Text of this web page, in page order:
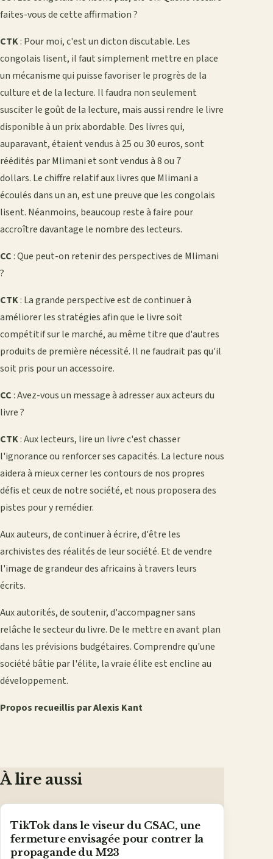
faites-vous de cette affirmation ?
CTK: Pour moi, c'est un dicton discutable. Les
congolais lisent, il faut simplement mettre en place
un mécanisme qui puisse favoriser le progrès de la
culture et de la lecture. Il faudra non seulement
susciter le goût de la lecture, mais aussi rendre le livre
disponible à un prix abordable. Des livres qui,
auparavant, étaient vendus à 25 ou 30 euros, sont
réédités par Mlimani et sont vendus à 8 ou 7
dollars. Le chiffre relatif aux livres que Mlimani a
écoulés dans un an, est une preuve que les congolais
lisent. Néanmoins, beaucoup reste à faire pour
accroître davantage le nombre des lecteurs.
CC : Que peut-on retenir des perspectives de Mlimani
?
CTK: La grande perspective est de continuer à
améliorer les stratégies afin que le livre soit
compétitif sur le marché, au même titre que d'autres
produits de première nécessité. Il ne faudrait pas qu'il
soit pris pour un accessoire.
CC : Avez-vous un message à adresser aux acteurs du
livre ?
CTK: Aux lecteurs, lire un livre c'est chasser
l'ignorance ou renforcer ses capacités. La lecture nous
aidera à mieux cerner les contours de nos propres
défis et ceux de notre société, et nous proposera des
pistes pour y remédier.
Aux auteurs, de continuer à écrire, d'être les
archivistes des réalités de leur société. Et de vendre
l'image de grandeur des africains à travers leurs
écrits.
Aux autorités, de soutenir, d'accompagner sans
relâche le secteur du livre. De le mettre en avant plan
dans les prévisions budgétaires. Comprendre qu'une
société bâtie par l'élite, la vraie élite est encline au
développement.
Propos recueillis par Alexis Kant
À lire aussi
TikTok dans le viseur du CSAC, une
fermeture envisagée pour contrer la
propagande du M23